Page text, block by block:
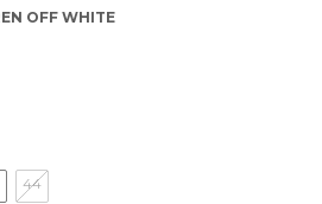
OFF WHITE
44